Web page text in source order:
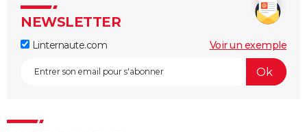
NEWSLETTER
Linternaute.com Voir un exemple